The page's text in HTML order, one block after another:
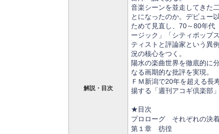
解説・目次
音楽シーンを並走してきた
とになったのか。デビュー
ためて見直し、70～80年代
ージック」「シティポップ
ティストと評論家という異
況の核心をつく。
陽水の楽曲世界を徹底的に
なる画期的な批評を実現。
ＦＭ新潟で20年を超える長
揚する「週刊アコギ倶楽部
★目次
プロローグ それぞれの決
第１章 彷徨